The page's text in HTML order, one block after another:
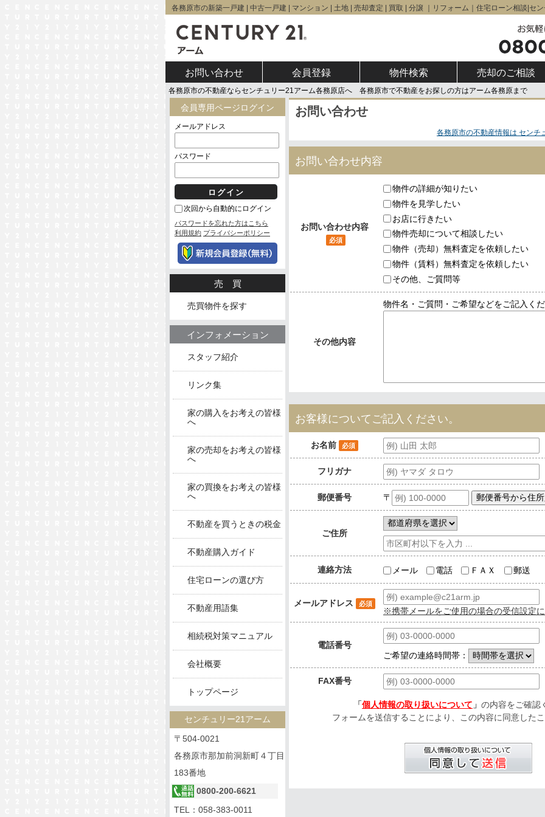
各務原市の新築一戸建 | 中古一戸建 | マンション | 土地 | 売却査定 | 買取 | 分譲 ｜リフォーム｜住宅ローン相談|セ
お問い合わせ 会員登録 物件検索 売却のご相談
各務原市の不動産ならセンチュリー21アーム各務原店へ 各務原市で不動産をお探しの方はアーム各務原まで
お問い合わせ
各務原市の不動産情報は センチ
お問い合わせ内容
お問い合わせ内容
必須
物件の詳細が知りたい
物件を見学したい
お店に行きたい
物件売却について相談したい
物件（売却）無料査定を依頼したい
物件（賃料）無料査定を依頼したい
その他、ご質問等
その他内容
物件名・ご質問・ご希望などをご記入く
お客様についてご記入ください。
お名前 必須
フリガナ
郵便番号 〒
ご住所
連絡方法 メール 電話 ＦＡＸ 郵送
メールアドレス 必須
※携帯メールをご使用の場合の受信設定
電話番号
ご希望の連絡時間帯：
FAX番号
「 個人情報の取り扱いについて 」 の内容をご確認
フォームを送信することにより、この内容に同意した
会員専用ページログイン
メールアドレス
パスワード
次回から自動的にログイン
パスワードを忘れた方はこちら
利用規約 プライバシーポリシー
売買
売買物件を探す
インフォメーション
スタッフ紹介
リンク集
家の購入をお考えの皆様
へ
家の売却をお考えの皆様
へ
家の買換をお考えの皆様
へ
不動産を買うときの税金
不動産購入ガイド
住宅ローンの選び方
不動産用語集
相続税対策マニュアル
会社概要
トップページ
センチュリー21アーム
〒504-0021
各務原市那加前洞新町４丁目
183番地
0800-200-6621
TEL： 058-383-0011